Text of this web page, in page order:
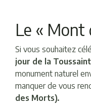
Le « Mont
Si vous souhaitez
jour de la
monument naturel
manquer de vous
des Morts).